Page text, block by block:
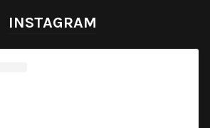
INSTAGRAM